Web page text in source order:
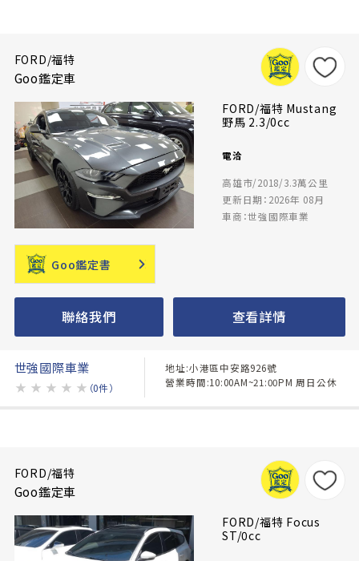
FORD/福特
Goo鑑定車
FORD/福特 Mustang
野馬 2.3/0cc
電洽
高雄市/2018/3.3萬公里
更新日期：2026年 08月
車商：世強國際車業
Goo鑑定書
聯絡我們 查看詳情
世強國際車業
★ ★ ★ ★ ★ （0件）
地址:小港區中安路926號
營業時間:10:00AM~21:00PM 周日公休
FORD/福特
Goo鑑定車
FORD/福特 Focus
ST/0cc